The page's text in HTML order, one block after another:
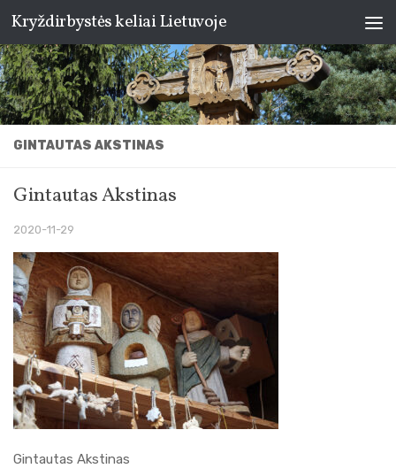
Skip to content
Kryždirbystės keliai Lietuvoje
GINTAUTAS AKSTINAS
Gintautas Akstinas
2020-11-29
Gintautas Akstinas